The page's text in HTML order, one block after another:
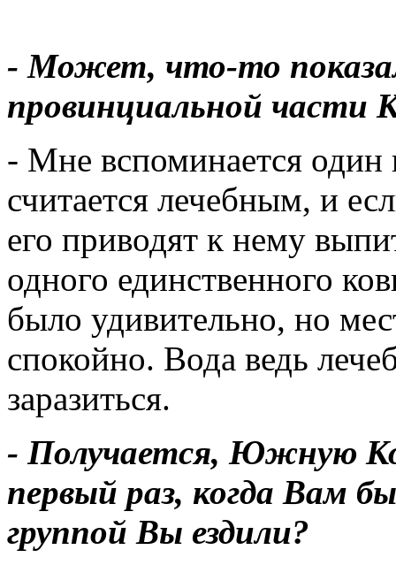
- Может, что-то
провинциальной части
- Мне вспоминается
считается лечебным, и
его приводят к нему
одного единственного
было удивительно, но
спокойно. Вода ведь
заразиться.
- Получается, Южную
первый раз, когда Вам
группой Вы ездили?